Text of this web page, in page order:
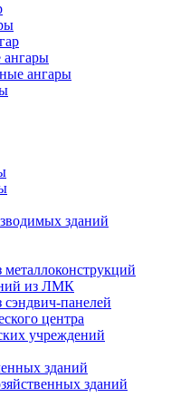
ангары
ангары
зданий
металлоконструкций
из ЛМК
сэндвич-панелей
центра
учреждений
зданий
зданий